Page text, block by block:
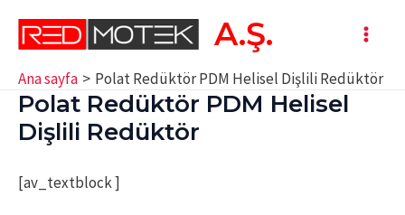
A.Ş.
Ana sayfa Polat Redüktör PDM Helisel Dişlili Redüktör
Polat Redüktör PDM Helisel
Dişlili Redüktör
[av_textblock ]